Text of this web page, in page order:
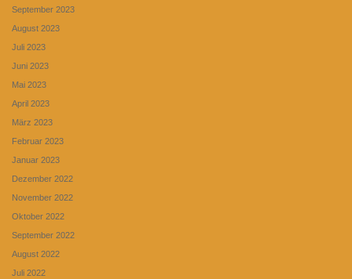
September 2023
August 2023
Juli 2023
Juni 2023
Mai 2023
April 2023
März 2023
Februar 2023
Januar 2023
Dezember 2022
November 2022
Oktober 2022
September 2022
August 2022
Juli 2022